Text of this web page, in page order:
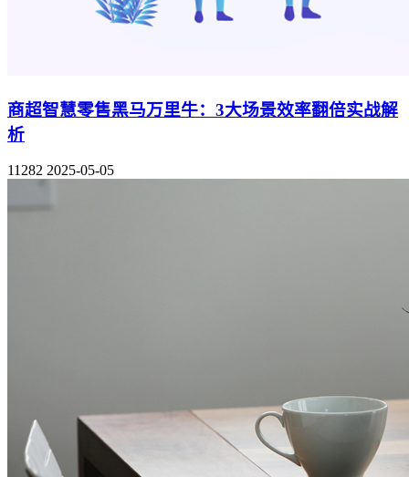
商超智慧零售黑马万里牛：3大场景效率翻倍实战解
析
11282 2025-05-05